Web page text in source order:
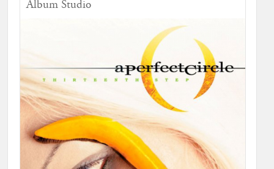
Album Studio